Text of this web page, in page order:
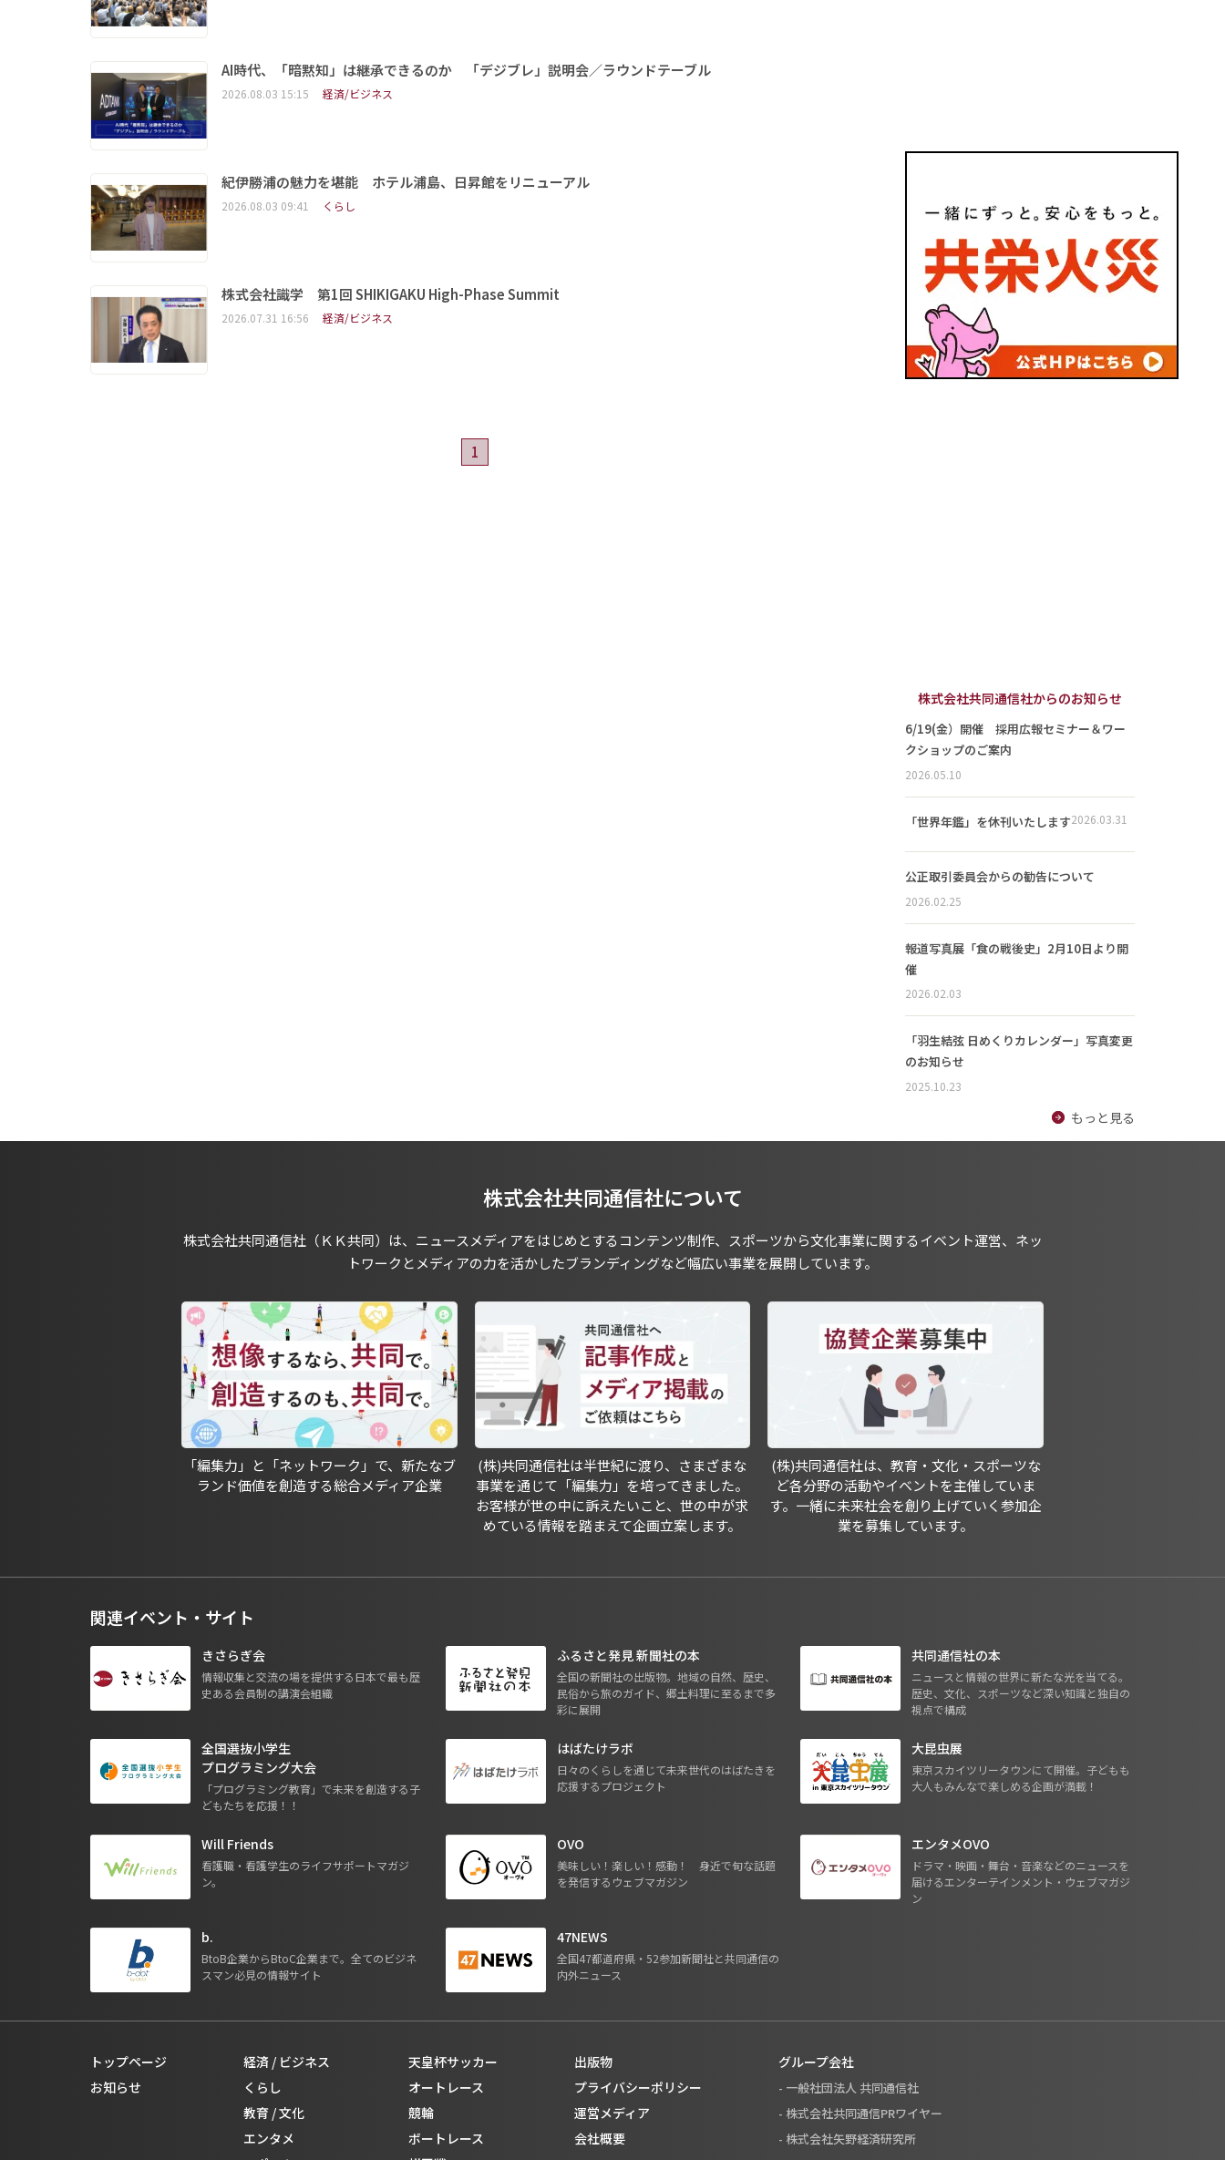
AI時代、「暗黙知」は継承できるのか 「デジブレ」説明会／ラウンドテーブル
2026.08.03 15:15 経済/ビジネス
紀伊勝浦の魅力を堪能 ホテル浦島、日昇館をリニューアル
2026.08.03 09:41 くらし
株式会社識学 第1回 SHIKIGAKU High-Phase Summit
2026.07.31 16:56 経済/ビジネス
1
株式会社共同通信社からのお知らせ
6/19(金）開催 採用広報セミナー＆ワー
クショップのご案内
2026.05.10
「世界年鑑」を休刊いたします2026.03.31
公正取引委員会からの勧告について
2026.02.25
報道写真展「食の戦後史」2月10日より開
催
2026.02.03
「羽生結弦 日めくりカレンダー」写真変更
のお知らせ
2025.10.23
もっと見る
株式会社共同通信社について
株式会社共同通信社（ＫＫ共同）は、ニュースメディアをはじめとするコンテンツ制作、スポーツから文化事業に関するイベント運営、ネッ
トワークとメディアの力を活かしたブランディングなど幅広い事業を展開しています。
「編集力」と「ネットワーク」で、新たなブ
ランド価値を創造する総合メディア企業
(株)共同通信社は半世紀に渡り、さまざまな
事業を通じて「編集力」を培ってきました。
お客様が世の中に訴えたいこと、世の中が求
めている情報を踏まえて企画立案します。
(株)共同通信社は、教育・文化・スポーツな
ど各分野の活動やイベントを主催していま
す。一緒に未来社会を創り上げていく参加企
業を募集しています。
関連イベント・サイト
きさらぎ会
情報収集と交流の場を提供する日本で最も歴
史ある会員制の講演会組織
ふるさと発見 新聞社の本
全国の新聞社の出版物。地域の自然、歴史、
民俗から旅のガイド、郷土料理に至るまで多
彩に展開
共同通信社の本
ニュースと情報の世界に新たな光を当てる。
歴史、文化、スポーツなど深い知識と独自の
視点で構成
全国選抜小学生
プログラミング大会
「プログラミング教育」で未来を創造する子
どもたちを応援！！
はばたけラボ
日々のくらしを通じて未来世代のはばたきを
応援するプロジェクト
大昆虫展
東京スカイツリータウンにて開催。子どもも
大人もみんなで楽しめる企画が満載！
Will Friends
看護職・看護学生のライフサポートマガジ
ン。
OVO
美味しい！楽しい！感動！ 身近で旬な話題
を発信するウェブマガジン
エンタメOVO
ドラマ・映画・舞台・音楽などのニュースを
届けるエンターテインメント・ウェブマガジ
ン
b.
BtoB企業からBtoC企業まで。全てのビジネ
スマン必見の情報サイト
47NEWS
全国47都道府県・52参加新聞社と共同通信の
内外ニュース
トップページ
お知らせ
経済 / ビジネス
くらし
教育 / 文化
エンタメ
天皇杯サッカー
オートレース
競輪
ボートレース
出版物
プライバシーポリシー
運営メディア
会社概要
グループ会社
- 一般社団法人 共同通信社
- 株式会社共同通信PRワイヤー
- 株式会社矢野経済研究所